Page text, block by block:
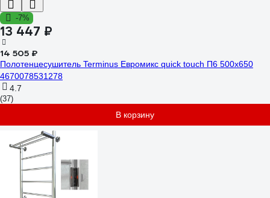
-7%
13 447 ₽
14 505 ₽
Полотенцесушитель Terminus Евромикс quick touch П6 500x650
4670078531278
4.7
(37)
В корзину